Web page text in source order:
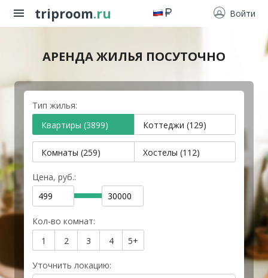
triproom.ru Войти
АРЕНДА ЖИЛЬЯ ПОСУТОЧНО
Тип жилья:
Квартиры (3899)
Коттеджи (129)
Комнаты (259) Хостелы (112)
Кол-во комнат:
1
2 3 4 5+
Цена, руб.:
Уточнить локацию: